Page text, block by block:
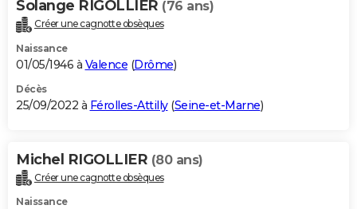
Solange RIGOLLIER (76 ans)
Créer une cagnotte obsèques
Naissance
01/05/1946 à Valence (Drôme)
Décès
25/09/2022 à Férolles-Attilly(Seine-et-Marne)
Michel RIGOLLIER (80 ans)
Créer une cagnotte obsèques
Naissance